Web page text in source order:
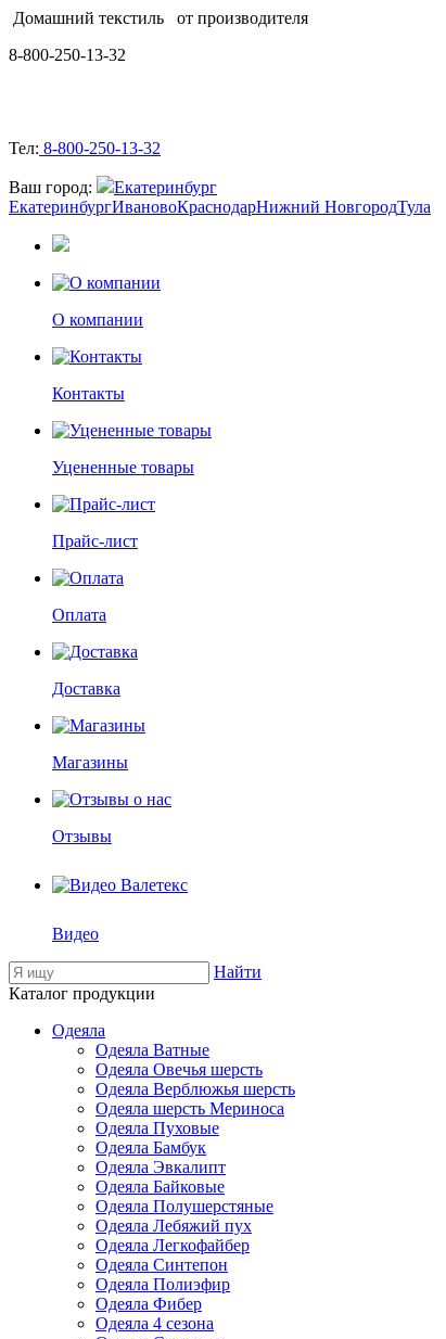
Домашний текстиль от производителя
8-800-250-13-32
Тел: 8-800-250-13-32
Ваш город:
Екатеринбург
ЕкатеринбургИвановоКраснодарНижний НовгородТула
О компании
Контакты
Уцененные товары
Прайс-лист
Оплата
Доставка
Магазины
Отзывы
Видео
Найти
Каталог продукции
Одеяла
Одеяла Ватные
Одеяла Овечья шерсть
Одеяла Верблюжья шерсть
Одеяла шерсть Мериноса
Одеяла Пуховые
Одеяла Бамбук
Одеяла Эвкалипт
Одеяла Байковые
Одеяла Полушерстяные
Одеяла Лебяжий пух
Одеяла Легкофайбер
Одеяла Синтепон
Одеяла Полиэфир
Одеяла Фибер
Одеяла 4 сезона